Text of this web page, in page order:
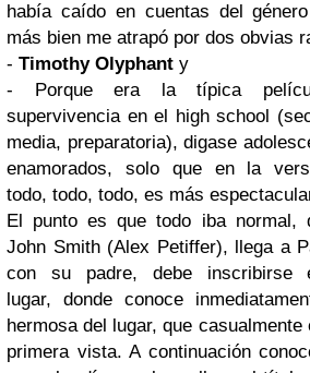
había caído en cuentas del
más bien me atrapó por dos obvias
- Timothy Olyphant y
- Porque era la típica
supervivencia en el high school
media, preparatoria), digase
enamorados, solo que en la
todo, todo, todo, es más
El punto es que todo iba normal,
John Smith (Alex Petiffer), llega a
con su padre, debe inscribirse
lugar, donde conoce
hermosa del lugar, que
primera vista. A continuación